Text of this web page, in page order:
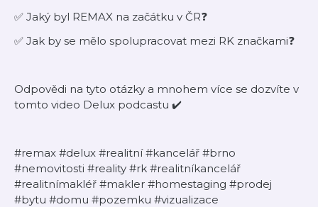
✅ Jaký byl REMAX na začátku v ČR❓
✅ Jak by se mělo spolupracovat mezi RK značkami❓
Odpovědi na tyto otázky a mnohem více se dozvíte v
tomto video Delux podcastu ✔️
#remax #delux #realitní #kancelář #brno
#nemovitosti #reality #rk #realitníkancelář
#realitnímakléř #makler #homestaging #prodej
#bytu #domu #pozemku #vizualizace